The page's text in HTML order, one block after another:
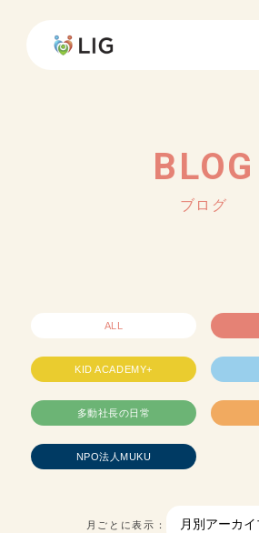
BLOG
ブログ
ALL
KID ACADEMY+
多動社長の日常
NPO法人MUKU
月ごとに表示：